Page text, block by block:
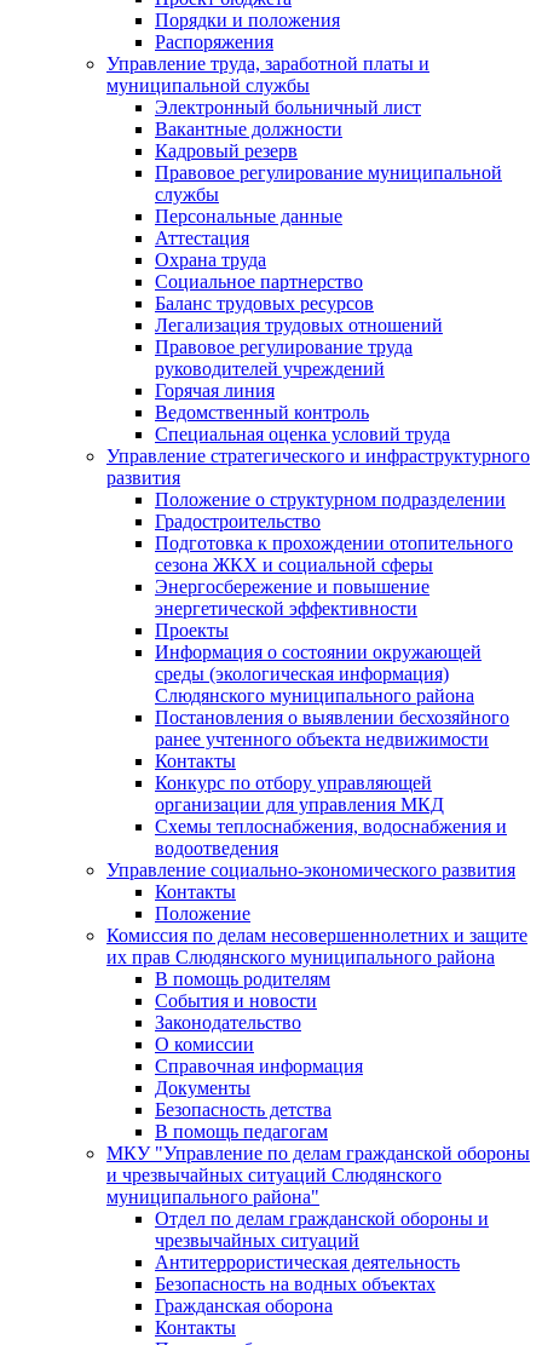
Порядки и положения
Распоряжения
Управление труда, заработной платы и
муниципальной службы
Электронный больничный лист
Вакантные должности
Кадровый резерв
Правовое регулирование муниципальной
службы
Персональные данные
Аттестация
Охрана труда
Социальное партнерство
Баланс трудовых ресурсов
Легализация трудовых отношений
Правовое регулирование труда
руководителей учреждений
Горячая линия
Ведомственный контроль
Специальная оценка условий труда
Управление стратегического и инфраструктурного
развития
Положение о структурном подразделении
Градостроительство
Подготовка к прохождении отопительного
сезона ЖКХ и социальной сферы
Энергосбережение и повышение
энергетической эффективности
Проекты
Информация о состоянии окружающей
среды (экологическая информация)
Слюдянского муниципального района
Постановления о выявлении бесхозяйного
ранее учтенного объекта недвижимости
Контакты
Конкурс по отбору управляющей
организации для управления МКД
Схемы теплоснабжения, водоснабжения и
водоотведения
Управление социально-экономического развития
Контакты
Положение
Комиссия по делам несовершеннолетних и защите
их прав Слюдянского муниципального района
В помощь родителям
События и новости
Законодательство
О комиссии
Справочная информация
Документы
Безопасность детства
В помощь педагогам
МКУ "Управление по делам гражданской обороны
и чрезвычайных ситуаций Слюдянского
муниципального района"
Отдел по делам гражданской обороны и
чрезвычайных ситуаций
Антитеррористическая деятельность
Безопасность на водных объектах
Гражданская оборона
Контакты